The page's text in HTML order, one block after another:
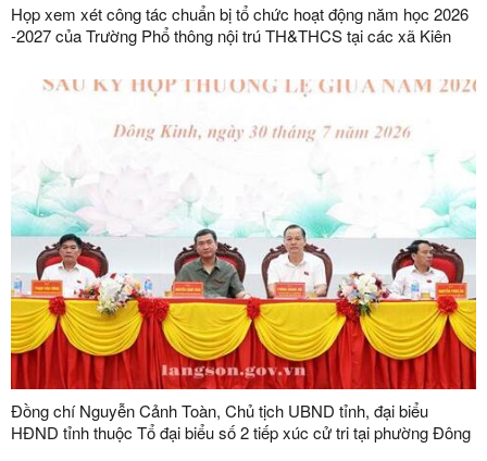
Họp xem xét công tác chuẩn bị tổ chức hoạt động năm học 2026
-2027 của Trường Phổ thông nội trú TH&THCS tại các xã Kiên
Đồng chí Nguyễn Cảnh Toàn, Chủ tịch UBND tỉnh, đại biểu
HĐND tỉnh thuộc Tổ đại biểu số 2 tiếp xúc cử tri tại phường Đông